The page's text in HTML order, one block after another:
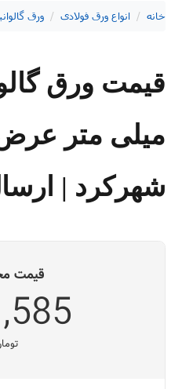
خانه / انواع ورق فولادی / ورق
شهرکرد |
قیمت